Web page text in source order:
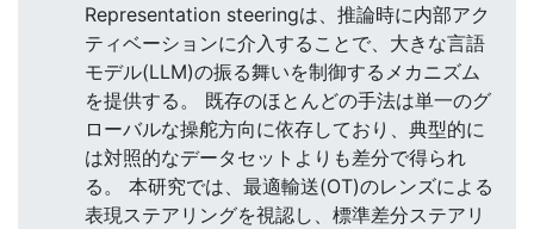
Representation steeringは、推論時に内部アク
ティベーションに介入することで、大きな言語
モデル(LLM)の振る舞いを制御するメカニズム
を提供する。 既存のほとんどの手法は単一のグ
ローバルな操舵方向に依存しており、典型的に
は対照的なデータセットよりも差分で得られ
る。 本研究では、最適輸送(OT)のレンズによる
表現ステアリングを視認し、標準差分ステアリ